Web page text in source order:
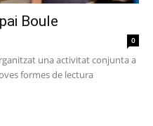
Boule
0
una activitat conjunta a
formes de lectura